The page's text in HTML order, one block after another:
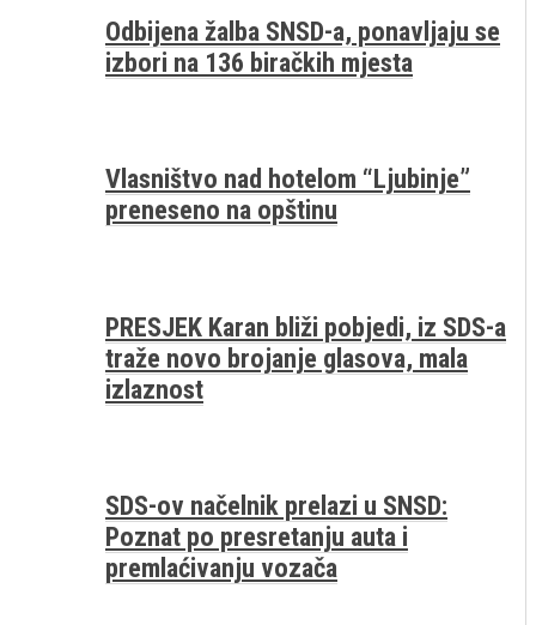
Odbijena žalba SNSD-a, ponavljaju se
izbori na 136 biračkih mjesta
Vlasništvo nad hotelom “Ljubinje”
preneseno na opštinu
PRESJEK Karan bliži pobjedi, iz SDS-a
traže novo brojanje glasova, mala
izlaznost
SDS-ov načelnik prelazi u SNSD:
Poznat po presretanju auta i
premlaćivanju vozača